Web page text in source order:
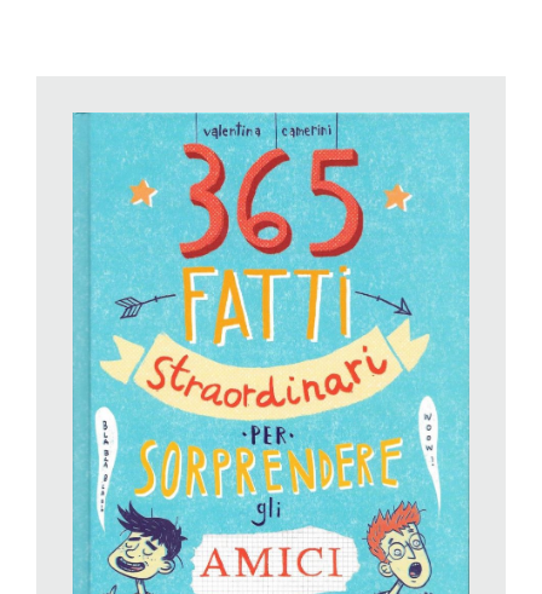
mutamento, nell’alternarsi delle stagioni. I primi piani ci portano
invece vicinissimi al koala, sull’albero con lui, a condividere le
sue paure. È come se noi lettori ci spostassimo
continuamente dentro questa storia (a un certo punto dovremo
addirittura girare in verticale il libro), che un po’ ci tiene con il
fiato sospeso… come farà Cesare a staccarsi dal suo albero?
Per tutti quei bambini che preferiscono starsene in disparte
perché hanno un po’ paura di «buttarsi» in mezzo agli altri,
ecco una piccola e coinvolgente storia degli autori del
fortunatissimo Un leone dentro
. Anche in questo caso,
dedicata a tutti coloro che hanno bisogno di tirar fuori un
proprio gioioso, gentile ma deciso, ruggito.
Valentina Camerini,365 fatti straordinari per sorprendere
gli amici, De Agostini. Da 8 anni.
Una sorta di «forse non tutti sanno che» (storica rubrica della
«Settimana Enigmistica») a misura di ragazzini del terzo
millennio, in un vivace volume illustrato che annovera 365 fatti